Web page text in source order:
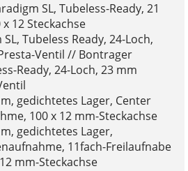
SL, Tubeless-Ready, 21
12 Steckachse
Tubeless Ready, 24-Loch,
Ventil // Bontrager
Ready, 24-Loch, 23 mm
gedichtetes Lager, Center
100 x 12 mm-Steckachse
gedichtetes Lager,
11fach-Freilaufnabe
mm-Steckachse